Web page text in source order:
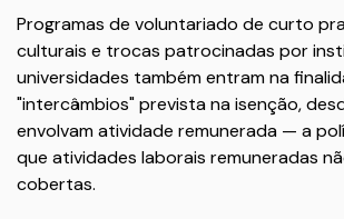
Programas de voluntariado de curto
culturais e trocas patrocinadas por
universidades também entram na
"intercâmbios" prevista na isenção,
envolvam atividade remunerada — a
que atividades laborais remuneradas
cobertas.